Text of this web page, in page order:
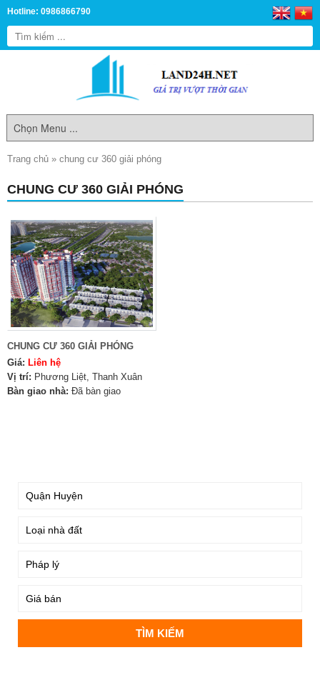
Hotline: 0986866790
Trang chủ » chung cư 360 giải phóng
CHUNG CƯ 360 GIẢI PHÓNG
CHUNG CƯ 360 GIẢI PHÓNG
Giá: Liên hệ
Vị trí: Phương Liệt, Thanh Xuân
Bàn giao nhà: Đã bàn giao